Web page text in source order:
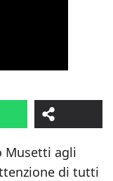
Musetti agli
di tutti